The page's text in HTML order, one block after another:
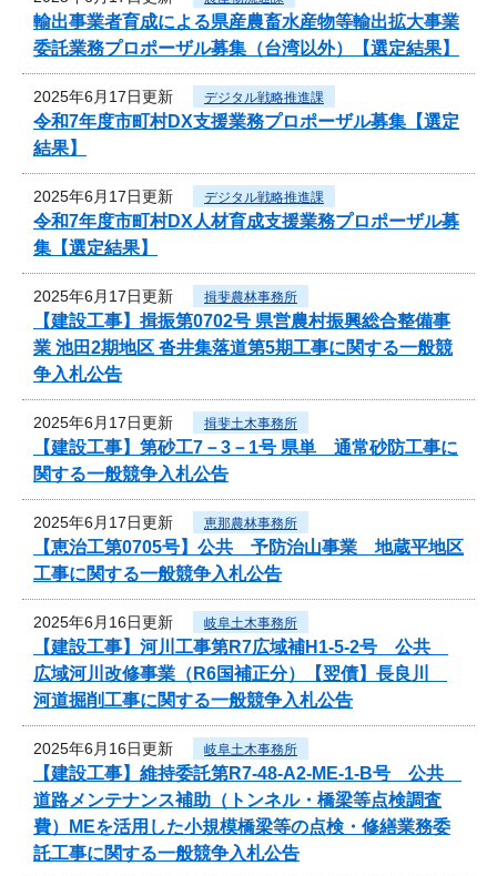
輸出事業者育成による県産農畜水産物等輸出拡大事業
委託業務プロポーザル募集（台湾以外）【選定結果】
2025年6月17日更新 デジタル戦略推進課
令和7年度市町村DX支援業務プロポーザル募集【選定
結果】
2025年6月17日更新 デジタル戦略推進課
令和7年度市町村DX人材育成支援業務プロポーザル募
集【選定結果】
2025年6月17日更新 揖斐農林事務所
【建設工事】揖振第0702号 県営農村振興総合整備事
業 池田2期地区 沓井集落道第5期工事に関する一般競
争入札公告
2025年6月17日更新 揖斐土木事務所
【建設工事】第砂工7－3－1号 県単 通常砂防工事に
関する一般競争入札公告
2025年6月17日更新 恵那農林事務所
【恵治工第0705号】公共 予防治山事業 地蔵平地区
工事に関する一般競争入札公告
2025年6月16日更新 岐阜土木事務所
【建設工事】河川工事第R7広域補H1-5-2号 公共
広域河川改修事業（R6国補正分）【翌債】長良川
河道掘削工事に関する一般競争入札公告
2025年6月16日更新 岐阜土木事務所
【建設工事】維持委託第R7-48-A2-ME-1-B号 公共
道路メンテナンス補助（トンネル・橋梁等点検調査
費）MEを活用した小規模橋梁等の点検・修繕業務委
託工事に関する一般競争入札公告